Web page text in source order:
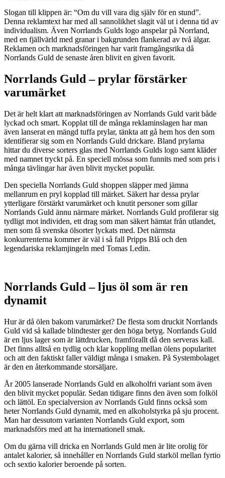
Slogan till klippen är: “Om du vill vara dig själv för en stund”.
Denna reklamtext har med all sannolikhet slagit väl ut i denna tid av
individualism. Även Norrlands Gulds logo anspelar på Norrland,
med en fjällvärld med granar i bakgrunden flankerad av två älgar.
Reklamen och marknadsföringen har varit framgångsrika då
Norrlands Guld de senaste åren blivit en given favorit.
Norrlands Guld – prylar förstärker
varumärket
Det är helt klart att marknadsföringen av Norrlands Guld varit både
lyckad och smart. Kopplat till de många reklaminslagen har man
även lanserat en mängd tuffa prylar, tänkta att gå hem hos den som
identifierar sig som en Norrlands Guld drickare. Bland prylarna
hittar du diverse sorters glas med Norrlands Gulds logo samt kläder
med namnet tryckt på. En speciell mössa som funnits med som pris i
många tävlingar har även blivit mycket populär.
Den speciella Norrlands Guld shoppen släpper med jämna
mellanrum en pryl kopplad till märket. Säkert har dessa prylar
ytterligare förstärkt varumärket och knutit personer som gillar
Norrlands Guld ännu närmare märket. Norrlands Guld profilerar sig
tydligt mot individen, ett drag som man säkert hämtat från utlandet,
men som få svenska ölsorter lyckats med. Det närmsta
konkurrenterna kommer är väl i så fall Pripps Blå och den
legendariska reklamjingeln med Tomas Ledin.
Norrlands Guld – ljus öl som är ren
dynamit
Hur är då ölen bakom varumärket? De flesta som druckit Norrlands
Guld vid så kallade blindtester ger den höga betyg. Norrlands Guld
är en ljus lager som är lättdrucken, framförallt då den serveras kall.
Det finns alltså en tydlig och klar koppling mellan ölens popularitet
och att den faktiskt faller väldigt många i smaken. På Systembolaget
är den en återkommande storsäljare.
År 2005 lanserade Norrlands Guld en alkoholfri variant som även
den blivit mycket populär. Sedan tidigare finns den även som folköl
och lättöl. En specialversion av Norrlands Guld finns också som
heter Norrlands Guld dynamit, med en alkoholstyrka på sju procent.
Man har dessutom varianten Norrlands Guld export, som
marknadsförs med att ha internationell smak.
Om du gärna vill dricka en Norrlands Guld men är lite orolig för
antalet kalorier, så innehåller en Norrlands Guld starköl mellan fyrtio
och sextio kalorier beroende på sorten.